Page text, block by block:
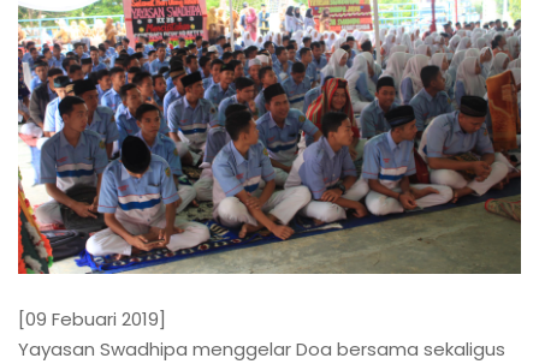
[09 Febuari 2019]
Yayasan Swadhipa menggelar Doa bersama sekaligus